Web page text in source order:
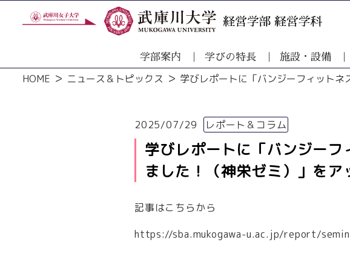
学部案内 学びの特長 施設・設備
HOME ニュース＆トピックス 学びレポートに「バンジーフィット
2025/07/29 レポート＆コラム
学びレポートに「バンジー
ました！（神栄ゼミ）」をア
記事はこちらから
https://sba.mukogawa-u.ac.jp/report/